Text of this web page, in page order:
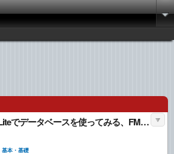
【iPhoneアプリ】SQLiteでデータベースを使ってみる、FMDB、Litaなどを紹介
基本・基礎